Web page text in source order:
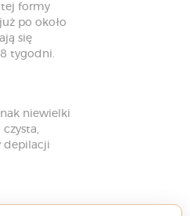
tej formy
po około
się
tygodni.
niewielki
depilacji